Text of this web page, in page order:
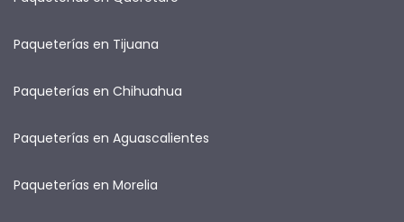
Paqueterías en Tijuana
Paqueterías en Chihuahua
Paqueterías en Aguascalientes
Paqueterías en Morelia